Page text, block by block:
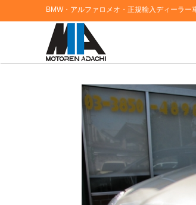
BMW・アルファロメオ・正規輸入ディーラ
HOME>お知らせ > ☆☆☆最新入荷 Ｈ１４年トヨタ